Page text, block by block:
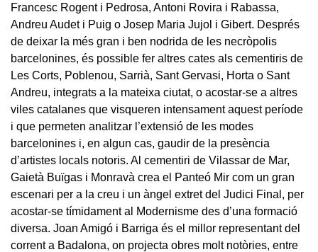
Francesc Rogent i Pedrosa, Antoni Rovira i Rabassa,
Andreu Audet i Puig o Josep Maria Jujol i Gibert. Després
de deixar la més gran i ben nodrida de les necròpolis
barcelonines, és possible fer altres cates als cementiris de
Les Corts, Poblenou, Sarrià, Sant Gervasi, Horta o Sant
Andreu, integrats a la mateixa ciutat, o acostar-se a altres
viles catalanes que visqueren intensament aquest període
i que permeten analitzar l’extensió de les modes
barcelonines i, en algun cas, gaudir de la presència
d’artistes locals notoris. Al cementiri de Vilassar de Mar,
Gaietà Buïgas i Monravà crea el Panteó Mir com un gran
escenari per a la creu i un àngel extret del Judici Final, per
acostar-se tímidament al Modernisme des d’una formació
diversa. Joan Amigó i Barriga és el millor representant del
corrent a Badalona, on projecta obres molt notòries, entre